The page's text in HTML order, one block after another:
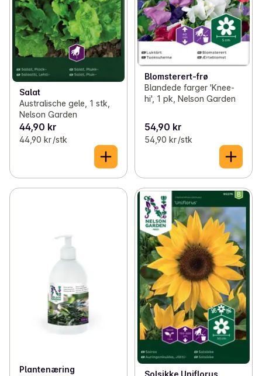
Salat
Australische gele, 1 stk,
Nelson Garden
44,90 kr
44,90 kr /stk
Blomsterert-frø
Blandede farger 'Knee-
hi', 1 pk, Nelson Garden
54,90 kr
54,90 kr /stk
Plantenæring